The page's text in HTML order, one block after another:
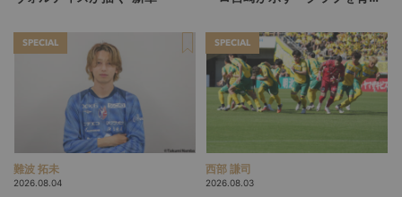
SPECIAL
難波 拓未
2026.08.04
SPECIAL
西部 謙司
2026.08.03